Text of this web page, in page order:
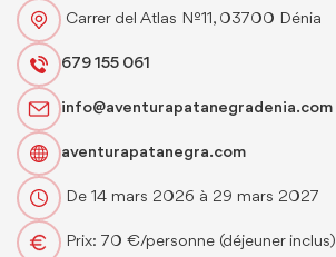
Carrer del Atlas Nº11, 03700 Dénia
679 155 061
info@aventurapatanegradenia.com
aventurapatanegra.com
De 14 mars 2026 à 29 mars 2027
Prix: 70 €/personne (déjeuner inclus)